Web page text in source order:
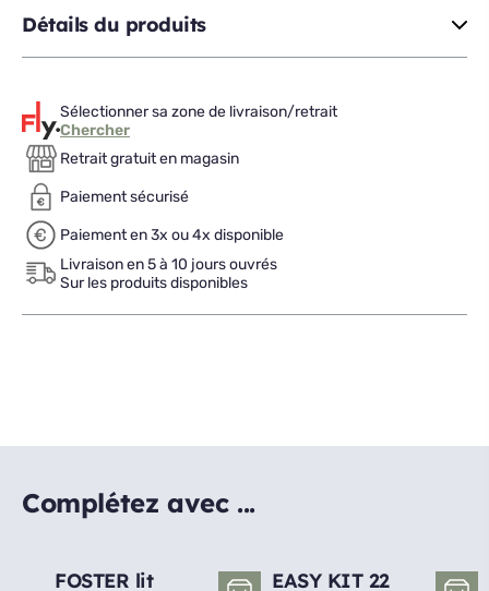
formes
Détails du produits
Sélectionner sa zone de livraison/retrait
Chercher
Retrait gratuit en magasin
Paiement sécurisé
Paiement en 3x ou 4x disponible
Livraison en 5 à 10 jours ouvrés
Sur les produits disponibles
Complétez avec ...
FOSTER lit EASY KIT 22